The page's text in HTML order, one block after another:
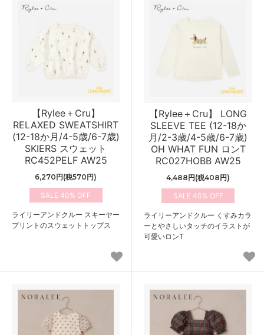
【Rylee＋Cru】
RELAXED SWEATSHIRT
(12-18か月/4-5歳/6-7歳)
SKIERS スウェット
RC452PELF AW25
6,270円(税570円)
40%
ライリーアンドクルー スキーヤー
プリントのスウェットトップス
【Rylee＋Cru】 LONG
SLEEVE TEE (12-18か
月/2-3歳/4-5歳/6-7歳)
OH WHAT FUN ロンT
RC027HOBB AW25
4,488円(税408円)
40%
ライリーアンドクルー くすみカラ
ーとやさしいタッチのイラストが
可愛いロンT